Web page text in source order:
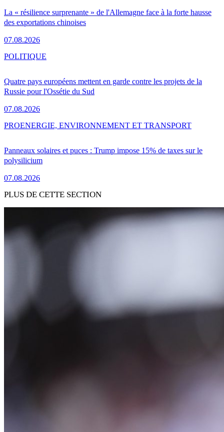
La « résilience surprenante » de l'Allemagne face à la forte hausse
des exportations chinoises
07.08.2026
Quatre pays européens mettent en garde contre les projets de la
Russie pour l'Ossétie du Sud
07.08.2026
POLITIQUE
Panneaux solaires et puces : Trump impose 15% de taxes sur le
polysilicium
07.08.2026
PROENERGIE, ENVIRONNEMENT ET TRANSPORT
PLUS DE CETTE SECTION